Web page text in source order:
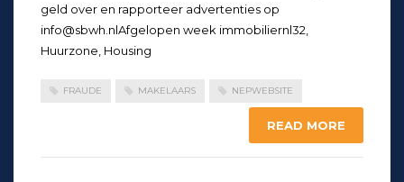
geld over en rapporteer advertenties op
info@sbwh.nlAfgelopen week immobiliernl32,
Huurzone, Housing
FRAUDE MAKELAARS NEPWEBSITE
READ MORE